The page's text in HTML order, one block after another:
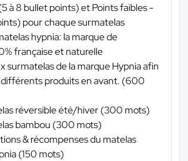
à 8 bullet points) et Points faibles -
pour chaque surmatelas
hypnia: la marque de
française et naturelle
surmatelas de la marque Hypnia afin
produits en avant. (600
réversible été/hiver (300 mots)
bambou (300 mots)
& récompenses du matelas
(150 mots)